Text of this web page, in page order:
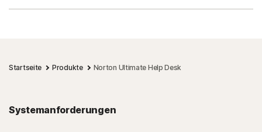
Startseite Produkte Norton Ultimate Help Desk
Systemanforderungen